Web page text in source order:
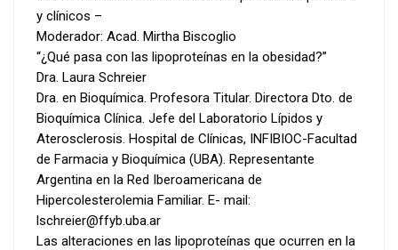
y clínicos –
Moderador: Acad. Mirtha Biscoglio
“¿Qué pasa con las lipoproteínas en la obesidad?”
Dra. Laura Schreier
Dra. en Bioquímica. Profesora Titular. Directora Dto. de
Bioquímica Clínica. Jefe del Laboratorio Lípidos y
Aterosclerosis. Hospital de Clínicas, INFIBIOC-Facultad
de Farmacia y Bioquímica (UBA). Representante
Argentina en la Red Iberoamericana de
Hipercolesterolemia Familiar. E- mail:
lschreier@ffyb.uba.ar
Las alteraciones en las lipoproteínas que ocurren en la